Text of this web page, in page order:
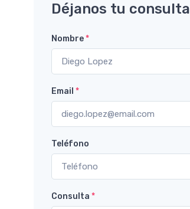
Déjanos tu consulta
Nombre*
Email *
Teléfono
Consulta *